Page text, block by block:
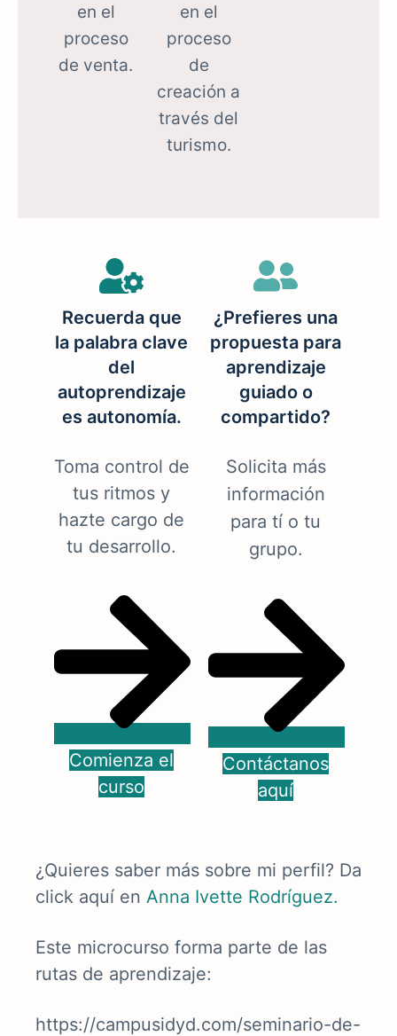
en el
proceso
de venta.
en el
proceso
de
creación a
través del
turismo.
Recuerda que
la palabra clave
del
autoprendizaje
es autonomía.
Toma control de
tus ritmos y
hazte cargo de
tu desarrollo.
Comienza el
curso
¿Prefieres una
propuesta para
aprendizaje
guiado o
compartido?
Solicita más
información
para tí o tu
grupo.
Contáctanos
aquí
¿Quieres saber más sobre mi perfil? Da
click aquí en Anna Ivette Rodríguez.
Este microcurso forma parte de las
rutas de aprendizaje:
https://campusidyd.com/seminario-de-